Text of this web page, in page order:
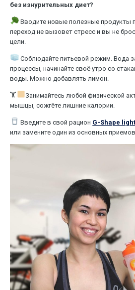
без изнурительных диет?
Вводите новые полезные продукты
переход не вызовет стресс и вы не
цели.
Соблюдайте питьевой режим. Вода
процессы, начинайте своё утро со
воды. Можно добавлять лимон.
🏋
Занимайтесь любой физической
мышцы, сожгёте лишние калории.
Введите в свой рацион G-Shape light
или замените один из основных